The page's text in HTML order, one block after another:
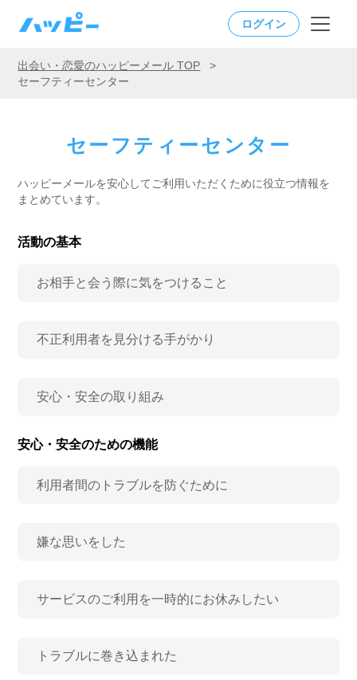
ログイン
出会い・恋愛のハッピーメール TOP
>
セーフティーセンター
セーフティーセンター
ハッピーメールを安心してご利用いただくために役立つ情報を
まとめています。
活動の基本
お相手と会う際に気をつけること
不正利用者を見分ける手がかり
安心・安全の取り組み
安心・安全のための機能
利用者間のトラブルを防ぐために
嫌な思いをした
サービスのご利用を一時的にお休みしたい
トラブルに巻き込まれた